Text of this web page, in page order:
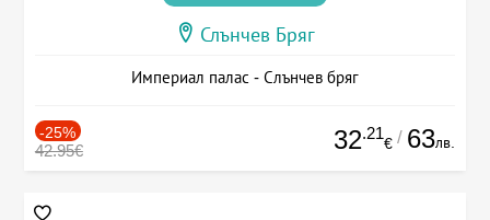
Слънчев Бряг
Империал палас - Слънчев бряг
-25%
42.95€ 32.21
€ / 63лв.